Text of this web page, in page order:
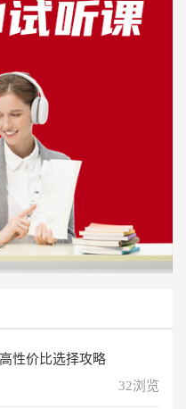
性价比选择攻略
32浏览